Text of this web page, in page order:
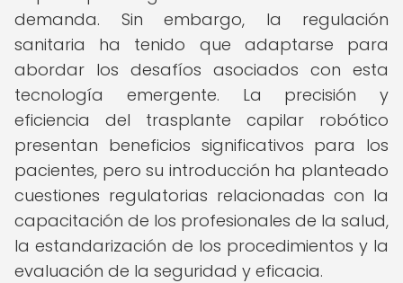
demanda. Sin embargo, la regulación
sanitaria ha tenido que adaptarse para
abordar los desafíos asociados con esta
tecnología emergente. La precisión y
eficiencia del trasplante capilar robótico
presentan beneficios significativos para los
pacientes, pero su introducción ha planteado
cuestiones regulatorias relacionadas con la
capacitación de los profesionales de la salud,
la estandarización de los procedimientos y la
evaluación de la seguridad y eficacia.